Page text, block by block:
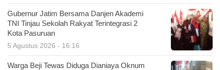
Gubernur Jatim Bersama Danjen Akademi
TNI Tinjau Sekolah Rakyat Terintegrasi 2
Kota Pasuruan
5 Agustus 2026 - 16:16
Warga Beji Tewas Diduga Dianiaya Oknum